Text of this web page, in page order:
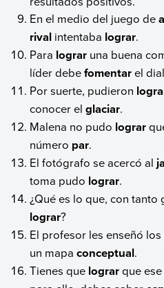
En el medio del juego de
rival intentaba lograr.
Para lograr una buena
líder debefomentarel
Por suerte, pudieron
conocer elglaciar.
Malena no pudo lograr
número par.
El fotógrafo se acercó al
toma pudo lograr.
¿Qué es lo que, con tanto
lograr?
El profesor les enseñó
un mapaconceptual.
Tienes que lograrque